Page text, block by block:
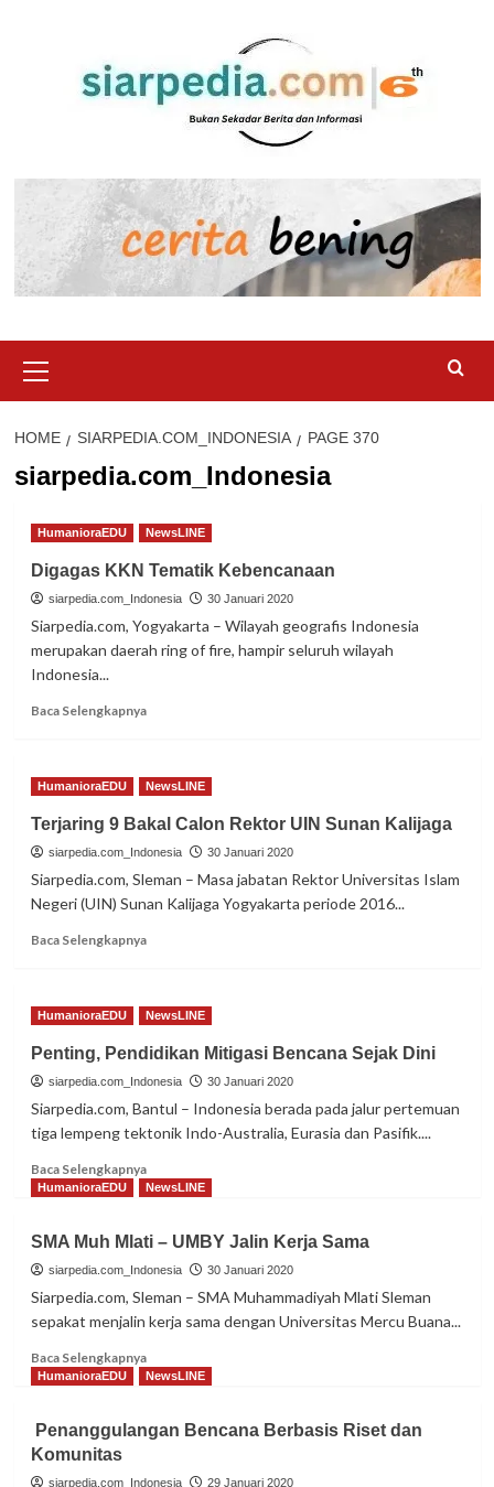
Menu
HOME SIARPEDIA.COM_INDONESIA PAGE 370
siarpedia.com_Indonesia
HumanioraEDU NewsLINE
Digagas KKN Tematik Kebencanaan
siarpedia.com_Indonesia 30 Januari 2020
Siarpedia.com, Yogyakarta – Wilayah geografis Indonesia
merupakan daerah ring of fire, hampir seluruh wilayah
Indonesia...
Baca SelengkapnyaRead
KKN
Kebencanaan
HumanioraEDU NewsLINE
Terjaring 9 Bakal Calon Rektor UIN Sunan Kalijaga
siarpedia.com_Indonesia 30 Januari 2020
Siarpedia.com, Sleman – Masa jabatan Rektor Universitas Islam
Negeri (UIN) Sunan Kalijaga Yogyakarta periode 2016...
Baca SelengkapnyaRead
9
Calon
Rektor
UIN
Sunan
HumanioraEDU NewsLINE
Penting, Pendidikan Mitigasi Bencana Sejak Dini
siarpedia.com_Indonesia 30 Januari 2020
Siarpedia.com, Bantul – Indonesia berada pada jalur pertemuan
tiga lempeng tektonik Indo-Australia, Eurasia dan Pasifik....
Baca SelengkapnyaRead
more
Pendidikan
Mitigasi
Bencana
Sejak
HumanioraEDU NewsLINE
SMA Muh Mlati – UMBY Jalin Kerja Sama
siarpedia.com_Indonesia 30 Januari 2020
Siarpedia.com, Sleman – SMA Muhammadiyah Mlati Sleman
sepakat menjalin kerja sama dengan Universitas Mercu Buana...
Baca SelengkapnyaRead
more
Muh
–
HumanioraEDU NewsLINE
Penanggulangan Bencana Berbasis Riset dan
Komunitas
siarpedia.com_Indonesia 29 Januari 2020